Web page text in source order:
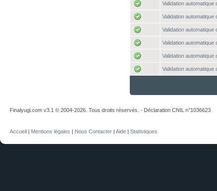
Validation
Validation
Validation
Validation
Validation
Validation
Finalyugi.com v3.1 © 2004-2026. Tous droits réservés. - Déclaration CNIL n°1036623
Accueil | Mentions légales | Nous Contacter | Aide | Statistiques